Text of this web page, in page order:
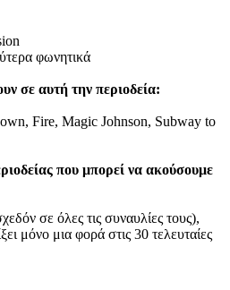
φωνητικά
σε αυτή την περιοδεία:
Fire, Magic Johnson, Subway to
που μπορεί να ακούσουμε
σε όλες τις συναυλίες τους),
μόνο μια φορά στις 30 τελευταίες